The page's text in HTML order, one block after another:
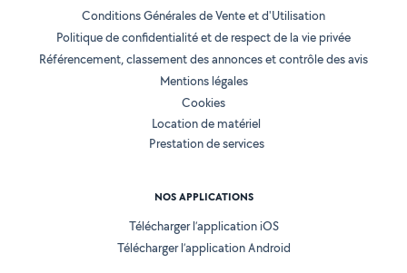
Conditions Générales de Vente et d'Utilisation
Politique de confidentialité et de respect de la vie privée
Référencement, classement des annonces et contrôle des avis
Mentions légales
Cookies
Location de matériel
Prestation de services
NOS APPLICATIONS
Télécharger l’application iOS
Télécharger l’application Android